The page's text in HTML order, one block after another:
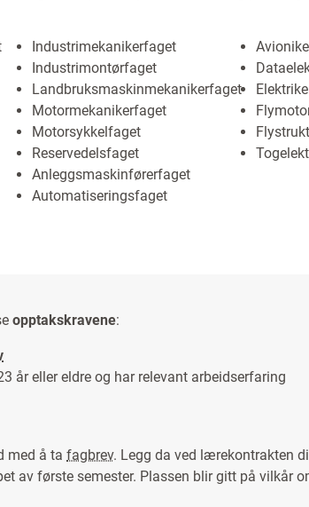
Industrimekanikerfaget
Industrimontørfaget
Landbruksmaskinmekanikerfaget
Motormekanikerfaget
Motorsykkelfaget
Reservedelsfaget
Anleggsmaskinførerfaget
Automatiseringsfaget
opptakskravene:
år eller eldre og har relevant arbeidserfaring
med å tafagbrev. Legg da ved lærekontrakten
av første semester. Plassen blir gitt på vilkår